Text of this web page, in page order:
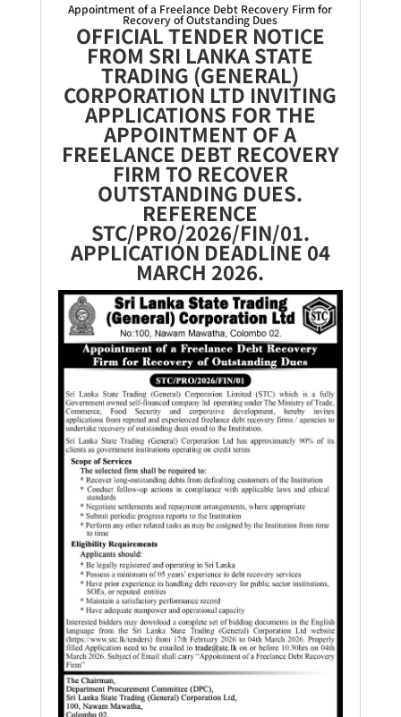
Appointment of a Freelance Debt Recovery Firm for
Recovery of Outstanding Dues
OFFICIAL TENDER NOTICE
FROM SRI LANKA STATE
TRADING (GENERAL)
CORPORATION LTD INVITING
APPLICATIONS FOR THE
APPOINTMENT OF A
FREELANCE DEBT RECOVERY
FIRM TO RECOVER
OUTSTANDING DUES.
REFERENCE
STC/PRO/2026/FIN/01.
APPLICATION DEADLINE 04
MARCH 2026.